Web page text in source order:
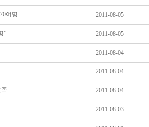
여명 2011-08-05
” 2011-08-05
2011-08-04
2011-08-04
족 2011-08-04
2011-08-03